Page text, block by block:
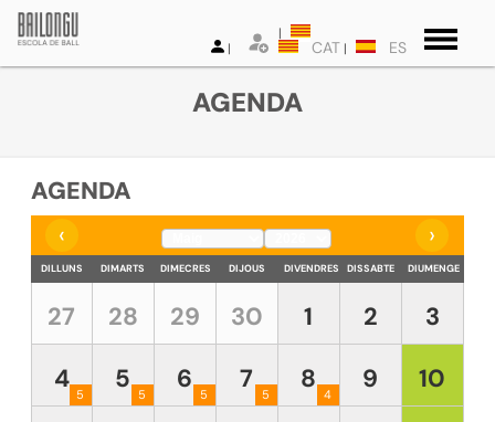
CAT ES
AGENDA
AGENDA
‹
›
DILLUNS DIMARTS DIMECRES DIJOUS DIVENDRES DISSABTE DIUMENGE
27 28 29 30 1 2
3
4 5 5 5 6 5 7 5 8 4 9
10